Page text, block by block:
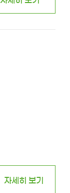
자세히 보기